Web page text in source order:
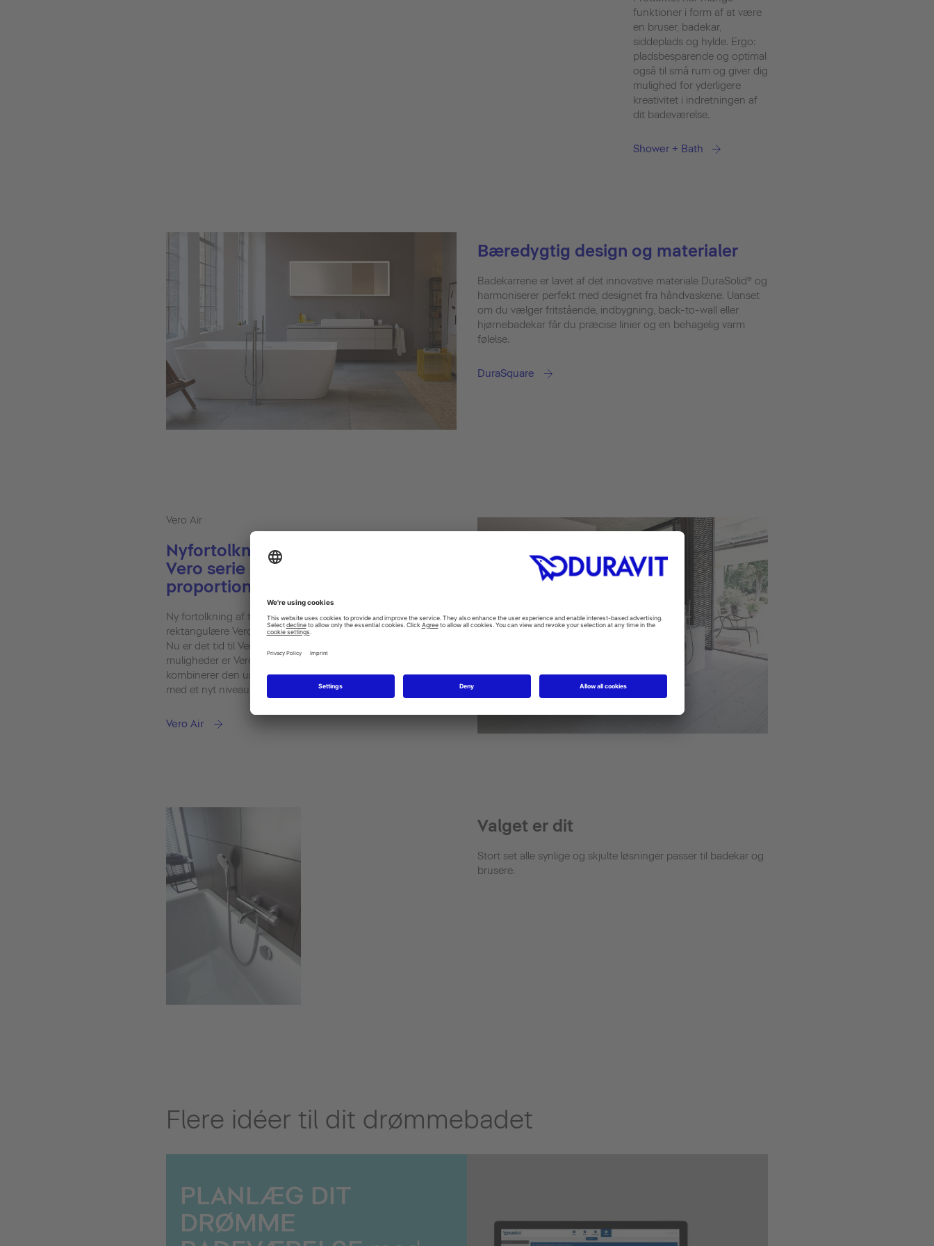
funktioner i form af at være
en bruser, badekar,
siddeplads og hylde. Ergo:
pladsbesparende og optimal
også til små rum og giver dig
mulighed for yderligere
kreativitet i indretningen af
dit badeværelse.
Shower + Bath
Bæredygtig design og materialer
Badekarrene er lavet af det innovative materiale DuraSolid® og
harmoniserer perfekt med designet fra håndvaskene. Uanset
om du vælger fritstående, indbygning, back-to-wall eller
hjørnebadekar får du præcise linier og en behagelig varm
følelse.
DuraSquare
Vero Air
Nyfortolkningen af den klassiske
Vero serie er præcis og perfekt
proportioneret.
Ny fortolkning af tidløs geometri: Den konsekvent
rektangulære Vero serie fra 2001 er en klassiker fra Duravit.
Nu er det tid til Vero Air: Takket være nutidens tekniske
muligheder er Vero Air en komplet serie til badeværelset der
kombinerer den umiskendelige karakter fra den origianle Vero
med et nyt niveau af præcision og perfekte proportioner.
Vero Air
Valget er dit
Stort set alle synlige og skjulte løsninger passer til badekar og
brusere.
Flere idéer til dit drømmebadet
PLANLÆG DIT
DRØMME